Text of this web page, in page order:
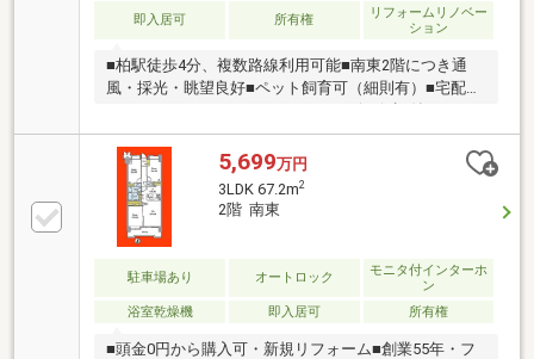
即入居可 所有権
リフォームリノベー
ション
■柏駅徒歩4分、複数路線利用可能■南東2階につき通
風・採光・眺望良好■ペット飼育可（細則有）■宅配
ーーーーーーーーーーーー◎頭金０円から購入可能
◎FPによるライフプランのシミュレーション診断◎そ
の他希望に合う物件（未公開含む）のご提案弊社は不
動産総合企業です。お客さまに寄り添ったサービスを
心がけています。それぞれのご家族にあう価値をご提
案をいたします。まずはお気軽に現地をご覧下さいま
せ。物件の確認事項、ご見学希望のお客様は下記番号
までご連絡下さい。お問合せ先：0120-127-511いつで
もお待ちしております。
5,699万円
3LDK 67.2m2
2階 南東
駐車場あり オートロック
モニタ付インターホ
ン
浴室乾燥機
即入居可 所有権
■頭金0円から購入可・新規リフォーム■創業55年・フ